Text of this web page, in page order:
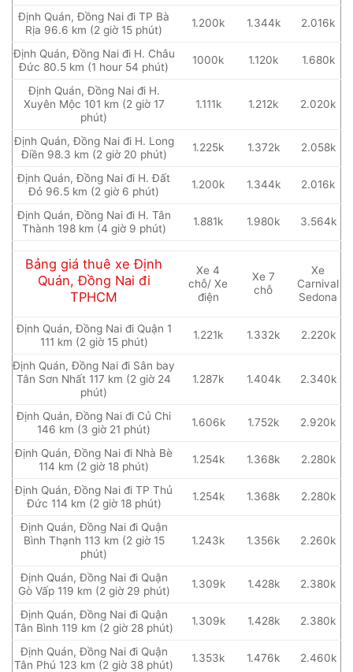
Định Quán, Đồng Nai đi TP Bà
Rịa 96.6 km (2 giờ 15 phút)
1.200k 1.344k 2.016k
Định Quán, Đồng Nai đi H. Châu
Đức 80.5 km (1 hour 54 phút)
1000k 1.120k 1.680k
Định Quán, Đồng Nai đi H.
Xuyên Mộc 101 km (2 giờ 17
phút)
1.111k 1.212k 2.020k
Định Quán, Đồng Nai đi H. Long
Điền 98.3 km (2 giờ 20 phút)
1.225k 1.372k 2.058k
Định Quán, Đồng Nai đi H. Đất
Đỏ 96.5 km (2 giờ 6 phút)
1.200k 1.344k 2.016k
Định Quán, Đồng Nai đi H. Tân
Thành 198 km (4 giờ 9 phút)
1.881k 1.980k 3.564k
Bảng giá thuê xe Định
Quán, Đồng Nai đi
TPHCM
Xe 4
chỗ/ Xe
điện
Xe 7
chỗ
Xe
Carnival
Sedona
Định Quán, Đồng Nai đi Quận 1
111 km (2 giờ 15 phút)
1.221k 1.332k 2.220k
Định Quán, Đồng Nai đi Sân bay
Tân Sơn Nhất 117 km (2 giờ 24
phút)
1.287k 1.404k 2.340k
Định Quán, Đồng Nai đi Củ Chi
146 km (3 giờ 21 phút)
1.606k 1.752k 2.920k
Định Quán, Đồng Nai đi Nhà Bè
114 km (2 giờ 18 phút)
1.254k 1.368k 2.280k
Định Quán, Đồng Nai đi TP Thủ
Đức 114 km (2 giờ 18 phút)
1.254k 1.368k 2.280k
Định Quán, Đồng Nai đi Quận
Bình Thạnh 113 km (2 giờ 15
phút)
1.243k 1.356k 2.260k
Định Quán, Đồng Nai đi Quận
Gò Vấp 119 km (2 giờ 29 phút)
1.309k 1.428k 2.380k
Định Quán, Đồng Nai đi Quận
Tân Bình 119 km (2 giờ 28 phút)
1.309k 1.428k 2.380k
Định Quán, Đồng Nai đi Quận
Tân Phú 123 km (2 giờ 38 phút)
1.353k 1.476k 2.460k